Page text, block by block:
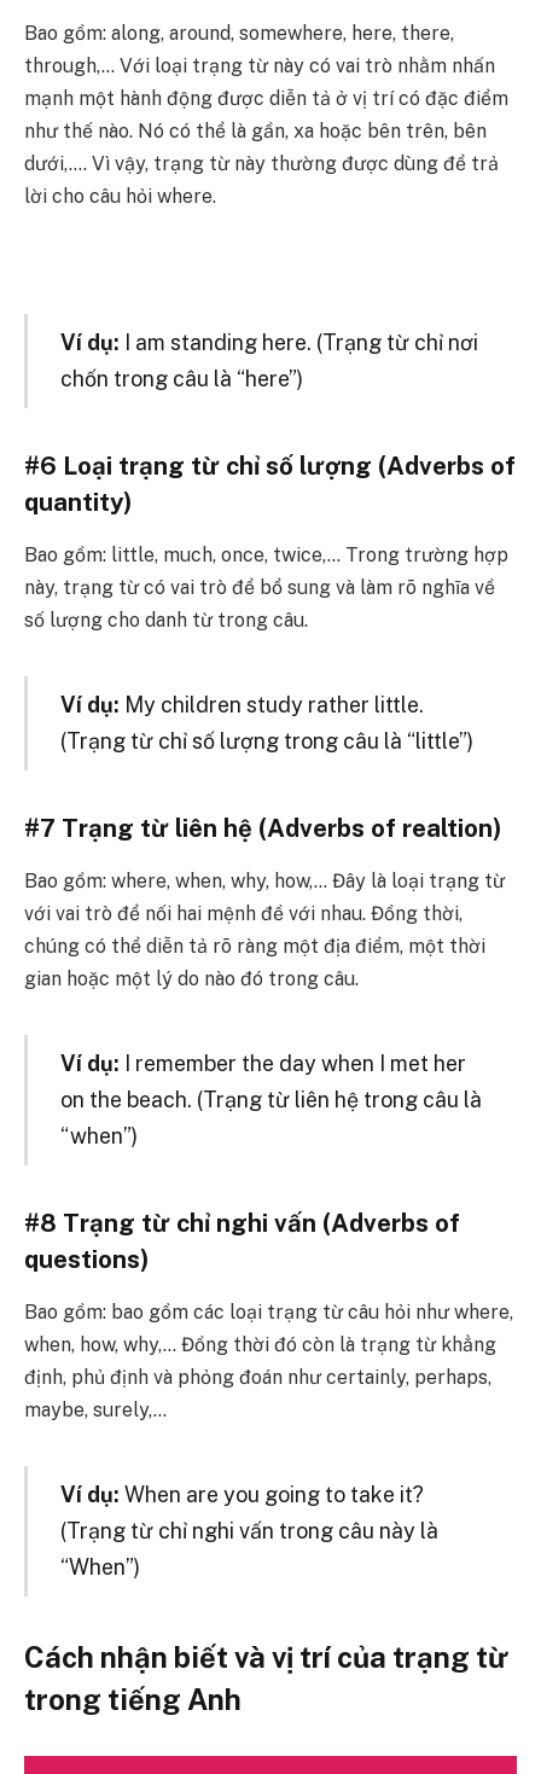
Bao gồm: along, around, somewhere, here, there,
through,… Với loại trạng từ này có vai trò nhằm nhấn
mạnh một hành động được diễn tả ở vị trí có đặc điểm
như thế nào. Nó có thể là gần, xa hoặc bên trên, bên
dưới,…. Vì vậy, trạng từ này thường được dùng để trả
lời cho câu hỏi where.
Ví dụ: I am standing here. (Trạng từ chỉ nơi
chốn trong câu là “here”)
#6 Loại trạng từ chỉ số lượng (Adverbs of
quantity)
Bao gồm: little, much, once, twice,… Trong trường hợp
này, trạng từ có vai trò để bổ sung và làm rõ nghĩa về
số lượng cho danh từ trong câu.
Ví dụ: My children study rather little.
(Trạng từ chỉ số lượng trong câu là “little”)
#7 Trạng từ liên hệ (Adverbs of realtion)
Bao gồm: where, when, why, how,… Đây là loại trạng từ
với vai trò để nối hai mệnh đề với nhau. Đồng thời,
chúng có thể diễn tả rõ ràng một địa điểm, một thời
gian hoặc một lý do nào đó trong câu.
Ví dụ: I remember the day when I met her
on the beach. (Trạng từ liên hệ trong câu là
“when”)
#8 Trạng từ chỉ nghi vấn (Adverbs of
questions)
Bao gồm: bao gồm các loại trạng từ câu hỏi như where,
when, how, why,… Đồng thời đó còn là trạng từ khẳng
định, phủ định và phỏng đoán như certainly, perhaps,
maybe, surely,…
Ví dụ: When are you going to take it?
(Trạng từ chỉ nghi vấn trong câu này là
“When”)
Cách nhận biết và vị trí của trạng từ
trong tiếng Anh